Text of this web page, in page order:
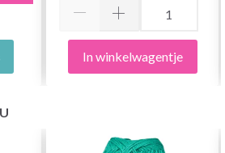
In winkelwagentje